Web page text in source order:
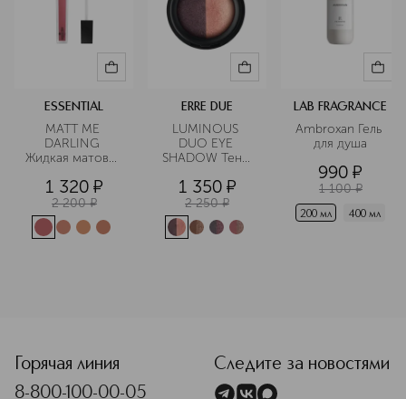
ESSENTIAL
MATT ME
DARLING
Жидкая матовая
1 320 ¤
2 200 ¤
ERRE DUE
LUMINOUS
DUO EYE
SHADOW Тени
эффектом
сияния
1 350 ¤
2 250 ¤
LAB FRAGRANCE
Ambroxan Гель
для душа
990 ¤
1 100 ¤
200 мл 400 мл
Горячая линия
8-800-100-00-05
Следите за новостями